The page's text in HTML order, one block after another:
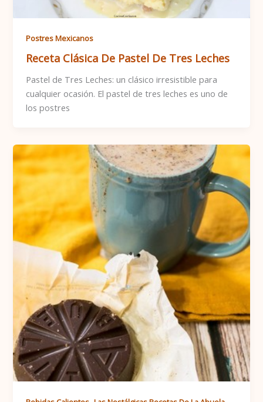
Postres Mexicanos
Receta Clásica De Pastel De Tres Leches
Pastel de Tres Leches: un clásico irresistible para
cualquier ocasión. El pastel de tres leches es uno de
los postres